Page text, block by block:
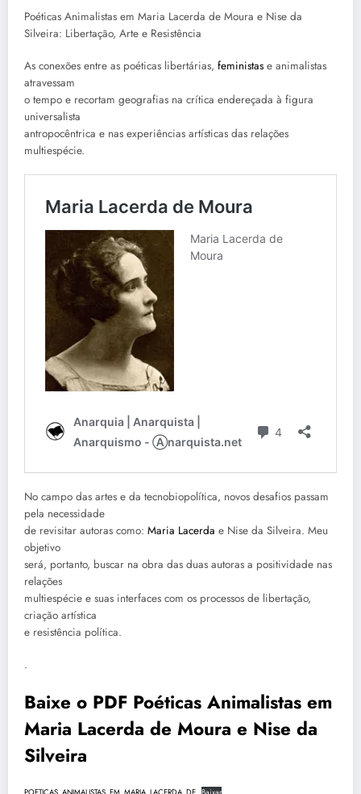
Poéticas Animalistas em Maria Lacerda de Moura e Nise da
Silveira: Libertação, Arte e Resistência
As conexões entre as poéticas libertárias, feministas e animalistas
atravessam
o tempo e recortam geografias na crítica endereçada à figura
universalista
antropocêntrica e nas experiências artísticas das relações
multiespécie.
No campo das artes e da tecnobiopolítica, novos desafios passam
pela necessidade
de revisitar autoras como: Maria Lacerda e Nise da Silveira. Meu
objetivo
será, portanto, buscar na obra das duas autoras a positividade nas
relações
multiespécie e suas interfaces com os processos de libertação,
criação artística
e resistência política.
.
Baixe o PDF Poéticas Animalistas em
Maria Lacerda de Moura e Nise da
Silveira